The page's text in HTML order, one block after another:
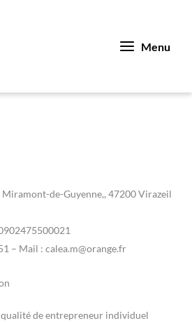
Menu
Miramont-de-Guyenne,, 47200 Virazeil
– Mail : calea.m@orange.fr
qualité de entrepreneur individuel